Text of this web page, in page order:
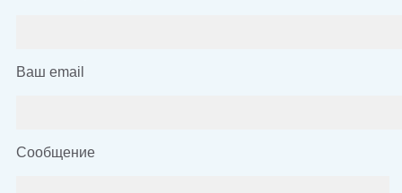
Ваш email
Сообщение